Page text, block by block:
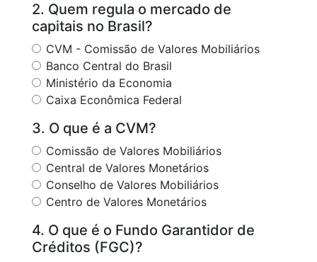
2. Quem regula o mercado de
capitais no Brasil?
CVM - Comissão de Valores Mobiliários
Banco Central do Brasil
Ministério da Economia
Caixa Econômica Federal
3. O que é a CVM?
Comissão de Valores Mobiliários
Central de Valores Monetários
Conselho de Valores Mobiliários
Centro de Valores Monetários
4. O que é o Fundo Garantidor de
Créditos (FGC)?